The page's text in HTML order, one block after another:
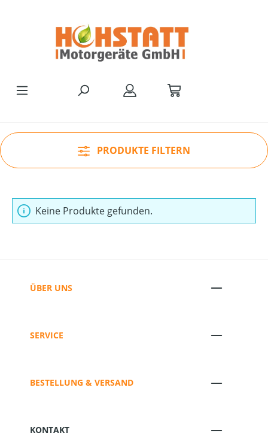
PRODUKTE FILTERN
Keine Produkte gefunden.
ÜBER UNS
SERVICE
BESTELLUNG & VERSAND
KONTAKT